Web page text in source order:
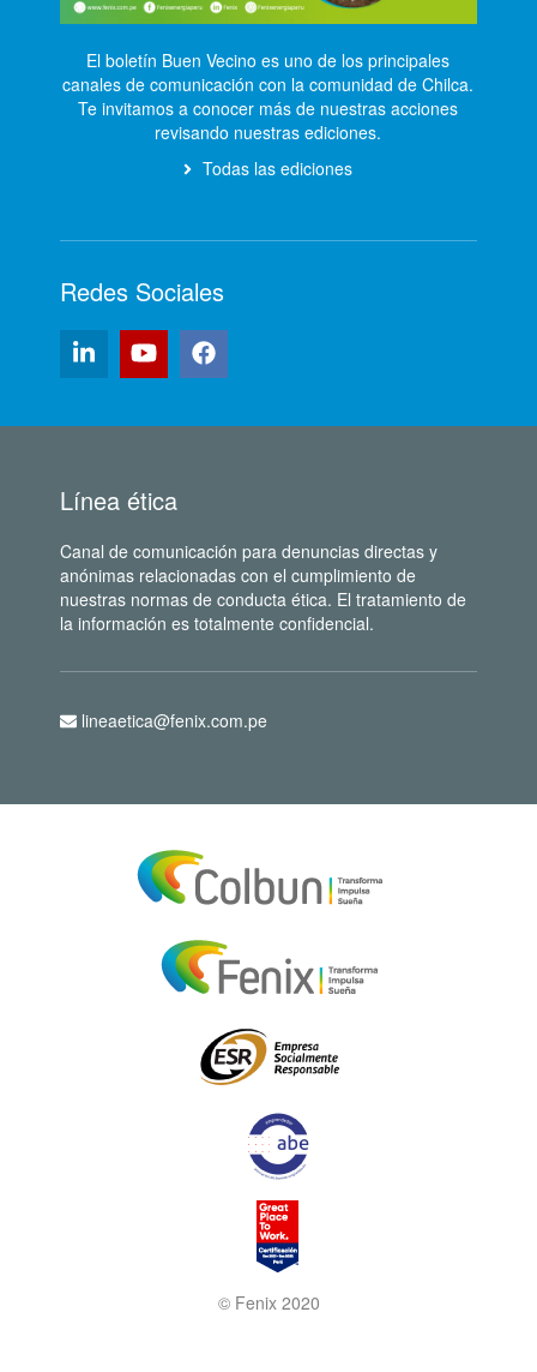
El boletín Buen Vecino es uno de los principales
canales de comunicación con la comunidad de Chilca.
Te invitamos a conocer más de nuestras acciones
revisando nuestras ediciones.
Todas las ediciones
Redes Sociales
Línea ética
Canal de comunicación para denuncias directas y
anónimas relacionadas con el cumplimiento de
nuestras normas de conducta ética. El tratamiento de
la información es totalmente confidencial.
lineaetica@fenix.com.pe
© Fenix 2020